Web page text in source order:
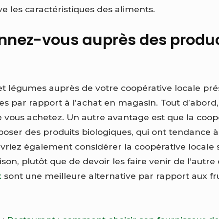
les caractéristiques des aliments.
vous auprès des
légumes auprès de votre coopérative locale
par rapport à l’achat en magasin. Tout
achetez. Un autre avantage est que la
des produits biologiques, qui ont tendance
également considérer la coopérative locale
plutôt que de devoir les faire venir de l’autre
sont une meilleure alternative par rapport aux